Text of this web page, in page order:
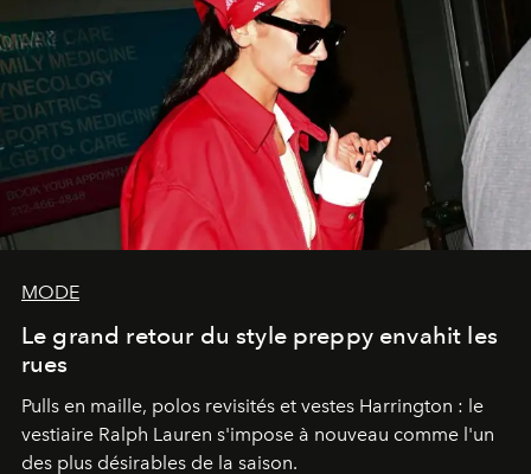
MODE
Le grand retour du style preppy envahit les
rues
Pulls en maille, polos revisités et vestes Harrington : le
vestiaire Ralph Lauren s'impose à nouveau comme l'un
des plus désirables de la saison.